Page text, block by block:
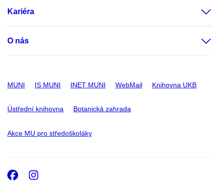
Kariéra
O nás
MUNI IS MUNI INET MUNI WebMail Knihovna UKB
Ústřední knihovna Botanická zahrada
Akce MU pro středoškoláky
Facebook
Instagram